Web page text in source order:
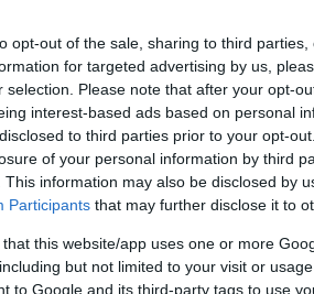
opt-out of the sale, sharing to third
for targeted advertising by us,
selection. Please note that after your opt-
interest-based ads based on personal
to third parties prior to your opt-
of your personal information by third
This information may also be disclosed by
Participants that may further disclose it to
that this website/app uses one or more
but not limited to your visit or
to Google and its third-party tags to use
doctorat en histoire, Joseph Moore
emplois et leurs maisons, malgré
de la finance personnelle pour
anticiper les tendances